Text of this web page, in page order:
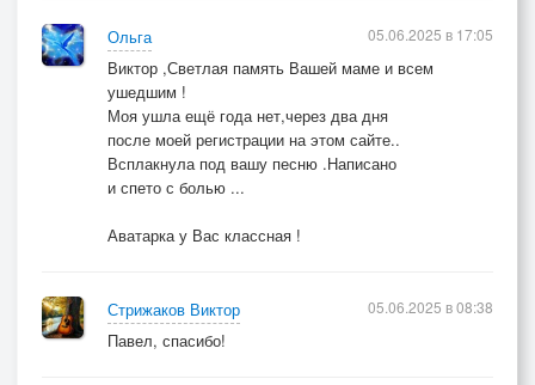
Ольга
Виктор ,Светлая память Вашей маме и всем
ушедшим !
Моя ушла ещё года нет,через два дня
после моей регистрации на этом сайте..
Всплакнула под вашу песню .Написано
и спето с болью ...
Аватарка у Вас классная !
05.06.2025 в 17:05
Стрижаков Виктор
Павел, спасибо!
05.06.2025 в 08:38